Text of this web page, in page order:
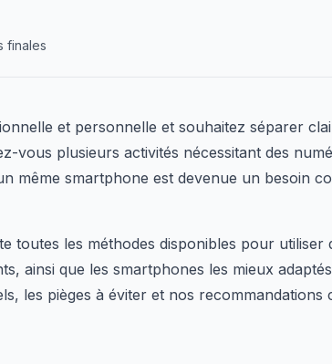
finales
et personnelle et souhaitez séparer
vous plusieurs activités nécessitant des
même smartphone est devenue un besoin
toutes les méthodes disponibles pour
ainsi que les smartphones les mieux
les pièges à éviter et nos